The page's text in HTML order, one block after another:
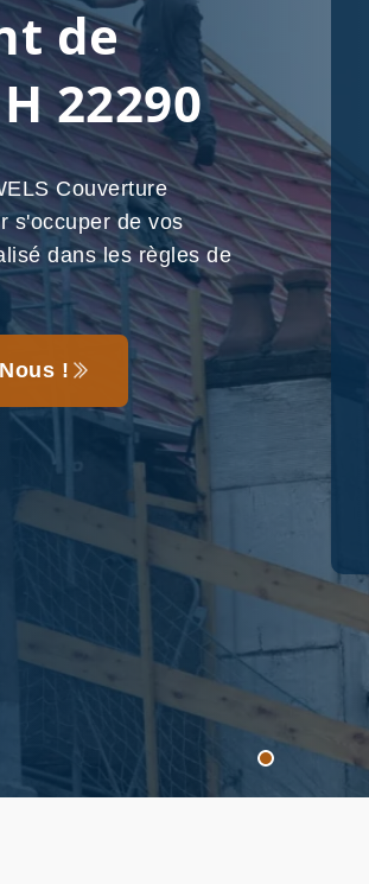
de
22290
Couverture
s'occuper de vos
dans les règles de
!